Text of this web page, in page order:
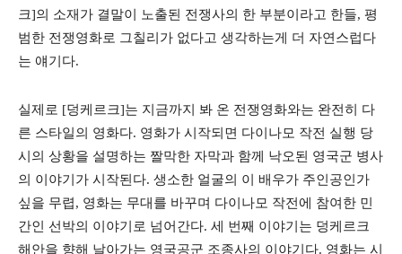
크]의 소재가 결말이 노출된 전쟁사의 한 부분이라고 한들, 평
범한 전쟁영화로 그칠리가 없다고 생각하는게 더 자연스럽다
는 얘기다.
실제로 [덩케르크]는 지금까지 봐 온 전쟁영화와는 완전히 다
른 스타일의 영화다. 영화가 시작되면 다이나모 작전 실행 당
시의 상황을 설명하는 짤막한 자막과 함께 낙오된 영국군 병사
의 이야기가 시작된다. 생소한 얼굴의 이 배우가 주인공인가
싶을 무렵, 영화는 무대를 바꾸며 다이나모 작전에 참여한 민
간인 선박의 이야기로 넘어간다. 세 번째 이야기는 덩케르크
해안을 향해 날아가는 영국공군 조종사의 이야기다. 영화는 시